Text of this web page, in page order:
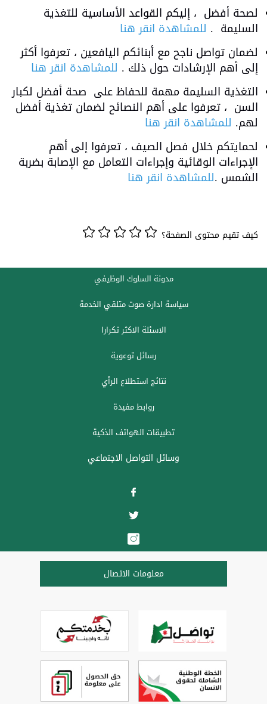
لصحة أفضل ، إليكم القواعد الأساسية للتغذية
السليمة . للمشاهدة انقر هنا
لضمان تواصل ناجح مع أبنائكم اليافعين ، تعرفوا أكثر
إلى أهم الإرشادات حول ذلك . للمشاهدة انقر هنا
التغذية السليمة مهمة للحفاظ على صحة أفضل لكبار
السن ، تعرفوا على أهم النصائح لضمان تغذية أفضل
لهم. للمشاهدة انقر هنا
لحمايتكم خلال فصل الصيف ، تعرفوا إلى أهم
الإجراءات الوقائية وإجراءات التعامل مع الإصابة بضربة
الشمس .للمشاهدة انقر هنا
كيف تقيم محتوى الصفحة؟
مدونة السلوك الوظيفي
سياسة ادارة صوت متلقي الخدمة
الاسئلة الاكثر تكرارا
رسائل توعوية
نتائج استطلاع الرأي
روابط مفيدة
تطبيقات الهواتف الذكية
وسائل التواصل الاجتماعي
معلومات الاتصال